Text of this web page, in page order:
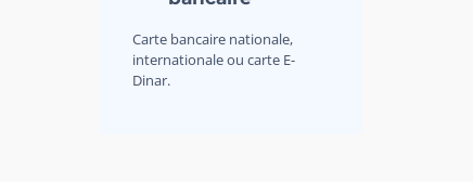
Carte bancaire nationale,
internationale ou carte E-
Dinar.